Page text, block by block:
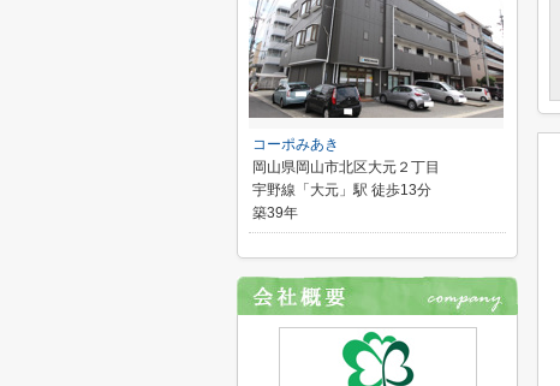
コーポみあき
岡山県岡山市北区大元２丁目
宇野線「大元」駅 徒歩13分
築39年